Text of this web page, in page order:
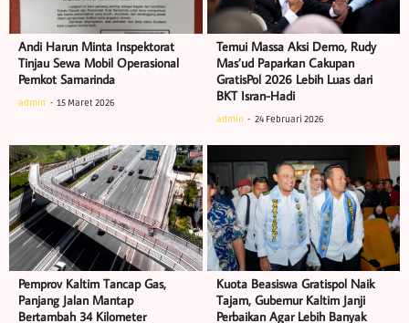
Andi Harun Minta Inspektorat
Tinjau Sewa Mobil Operasional
Pemkot Samarinda
admin 15 Maret 2026
Temui Massa Aksi Demo, Rudy
Mas’ud Paparkan Cakupan
GratisPol 2026 Lebih Luas dari
BKT Isran-Hadi
admin 24 Februari 2026
Pemprov Kaltim Tancap Gas,
Panjang Jalan Mantap
Bertambah 34 Kilometer
Kuota Beasiswa Gratispol Naik
Tajam, Gubernur Kaltim Janji
Perbaikan Agar Lebih Banyak